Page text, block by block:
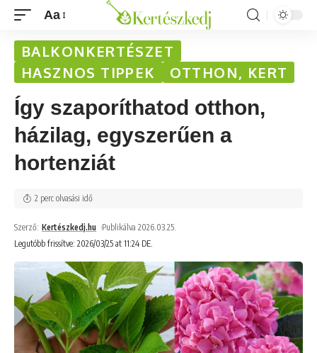
Aa
BALKONKERTÉSZET
HASZNOS TIPPEK
OTTHON, KERT
Így szaporíthatod otthon,
házilag, egyszerűen a
hortenziát
Legutóbb frissítve: 2026/03/25 at 11:24 DE.
Szerző: Kertészkedj.hu Publikálva 2026.03.25.
2 perc olvasási idő